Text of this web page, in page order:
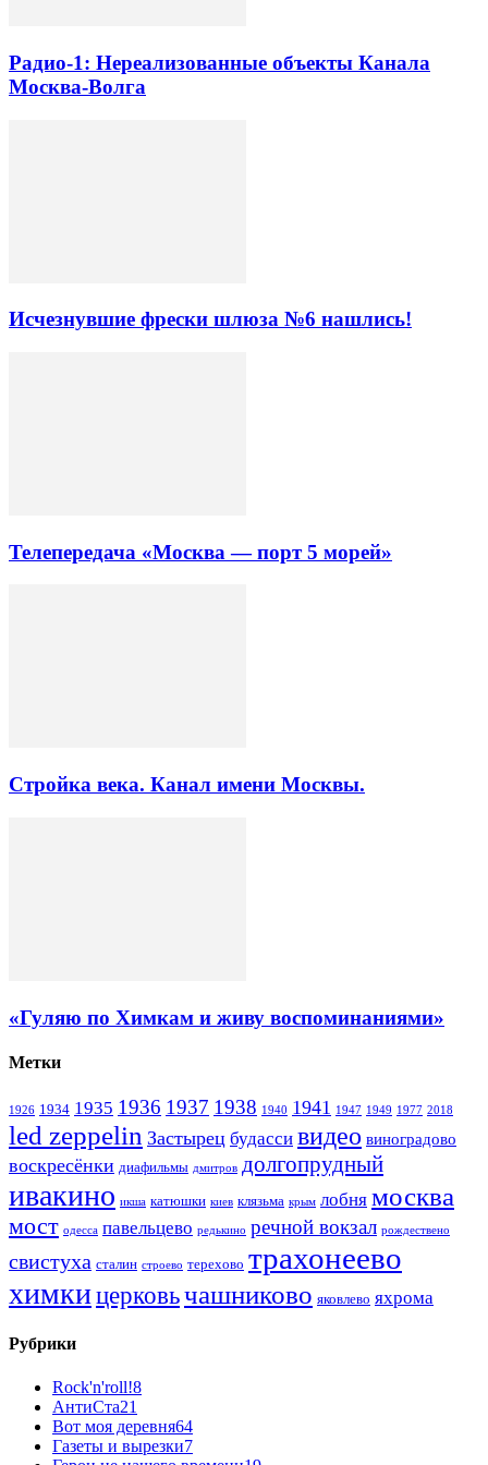
Радио-1: Нереализованные объекты Канала
Москва-Волга
Исчезнувшие фрески шлюза №6 нашлись!
Телепередача «Москва — порт 5 морей»
Стройка века. Канал имени Москвы.
«Гуляю по Химкам и живу воспоминаниями»
Метки
1926 1934 1935 1936 1937 1938 1940 1941 1947 1949 1977 2018
led zeppelin Застырец будасси видео виноградово
воскресёнки диафильмы дмитров долгопрудный
ивакино икша катюшки киев клязьма крым лобня москва
мост одесса павельцево редькино речной вокзал рождествено
свистуха сталин строево терехово трахонеево
химкицерковьчашниково яковлево яхрома
Рубрики
Rock'n'roll!8
АнтиСта21
Вот моя деревня64
Газеты и вырезки7